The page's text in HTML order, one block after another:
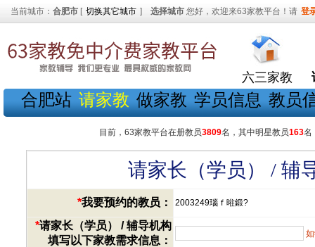
当前城市： 合肥市 [ 切换其它城市 ] 选择城市 您好，欢迎来63家教平台！请 登
六三家教
合肥站 请家教 做家教 学员信息 教员
目前，63家教平台在册教员3809名，其中明星教员163名
请家长（学员） / 辅
*我要预约的教员： 2003249瑙ｆ暀鍛?
*请家长（学员） / 辅导机构
填写以下家教需求信息：